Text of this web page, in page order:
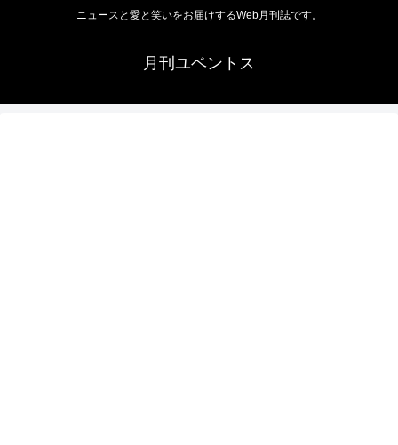
ニュースと愛と笑いをお届けするWeb月刊誌です。
月刊ユベントス